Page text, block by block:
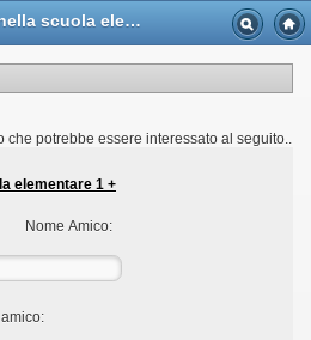
Il ritmo nella scuola elementare 1 + CD - Casa Musicale Eco
che potrebbe essere interessato al seguito..
elementare 1 +
Nome Amico: